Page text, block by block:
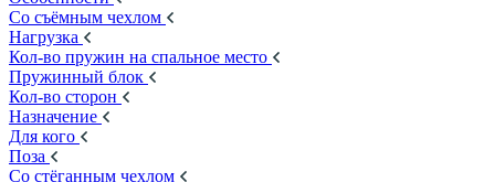
Со съёмным чехлом
Нагрузка
Кол-во пружин на спальное место
Пружинный блок
Кол-во сторон
Назначение
Для кого
Поза
Со стёганным чехлом